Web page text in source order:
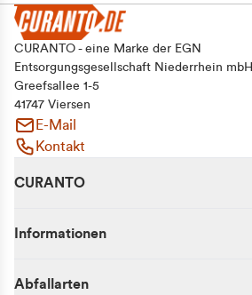
CURANTO - eine Marke der EGN
Entsorgungsgesellschaft Niederrhein mbH
Greefsallee 1-5
41747 Viersen
E-Mail
Kontakt
CURANTO
Informationen
Abfallarten